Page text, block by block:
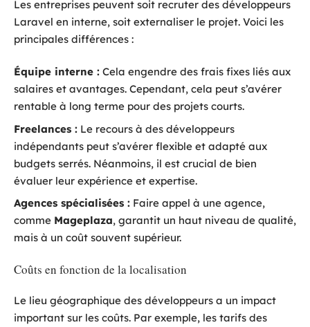
Les entreprises peuvent soit recruter des développeurs
Laravel en interne, soit externaliser le projet. Voici les
principales différences :
Équipe interne : Cela engendre des frais fixes liés aux
salaires et avantages. Cependant, cela peut s’avérer
rentable à long terme pour des projets courts.
Freelances : Le recours à des développeurs
indépendants peut s’avérer flexible et adapté aux
budgets serrés. Néanmoins, il est crucial de bien
évaluer leur expérience et expertise.
Agences spécialisées : Faire appel à une agence,
comme Mageplaza, garantit un haut niveau de qualité,
mais à un coût souvent supérieur.
Coûts en fonction de la localisation
Le lieu géographique des développeurs a un impact
important sur les coûts. Par exemple, les tarifs des